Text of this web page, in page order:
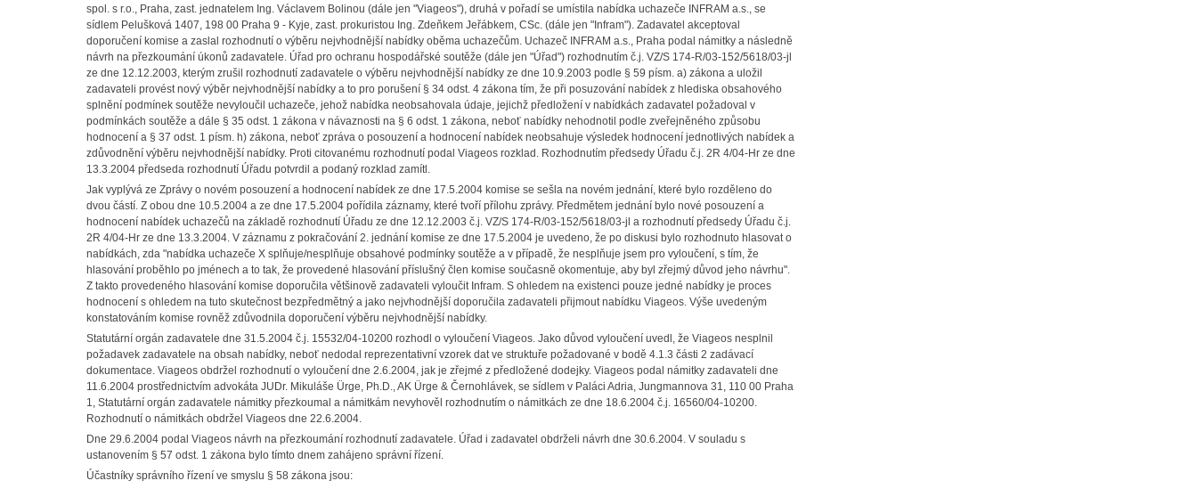
spol. s r.o., Praha, zast. jednatelem Ing. Václavem Bolinou (dále jen "Viageos"), druhá v pořadí se umístila nabídka uchazeče INFRAM a.s., se
sídlem Pelušková 1407, 198 00 Praha 9 - Kyje, zast. prokuristou Ing. Zdeňkem Jeřábkem, CSc. (dále jen "Infram"). Zadavatel akceptoval
doporučení komise a zaslal rozhodnutí o výběru nejvhodnější nabídky oběma uchazečům. Uchazeč INFRAM a.s., Praha podal námitky a následně
návrh na přezkoumání úkonů zadavatele. Úřad pro ochranu hospodářské soutěže (dále jen "Úřad") rozhodnutím č.j. VZ/S 174-R/03-152/5618/03-jl
ze dne 12.12.2003, kterým zrušil rozhodnutí zadavatele o výběru nejvhodnější nabídky ze dne 10.9.2003 podle § 59 písm. a) zákona a uložil
zadavateli provést nový výběr nejvhodnější nabídky a to pro porušení § 34 odst. 4 zákona tím, že při posuzování nabídek z hlediska obsahového
splnění podmínek soutěže nevyloučil uchazeče, jehož nabídka neobsahovala údaje, jejichž předložení v nabídkách zadavatel požadoval v
podmínkách soutěže a dále § 35 odst. 1 zákona v návaznosti na § 6 odst. 1 zákona, neboť nabídky nehodnotil podle zveřejněného způsobu
hodnocení a § 37 odst. 1 písm. h) zákona, neboť zpráva o posouzení a hodnocení nabídek neobsahuje výsledek hodnocení jednotlivých nabídek a
zdůvodnění výběru nejvhodnější nabídky. Proti citovanému rozhodnutí podal Viageos rozklad. Rozhodnutím předsedy Úřadu č.j. 2R 4/04-Hr ze dne
13.3.2004 předseda rozhodnutí Úřadu potvrdil a podaný rozklad zamítl.
Jak vyplývá ze Zprávy o novém posouzení a hodnocení nabídek ze dne 17.5.2004 komise se sešla na novém jednání, které bylo rozděleno do
dvou částí. Z obou dne 10.5.2004 a ze dne 17.5.2004 pořídila záznamy, které tvoří přílohu zprávy. Předmětem jednání bylo nové posouzení a
hodnocení nabídek uchazečů na základě rozhodnutí Úřadu ze dne 12.12.2003 č.j. VZ/S 174-R/03-152/5618/03-jl a rozhodnutí předsedy Úřadu č.j.
2R 4/04-Hr ze dne 13.3.2004. V záznamu z pokračování 2. jednání komise ze dne 17.5.2004 je uvedeno, že po diskusi bylo rozhodnuto hlasovat o
nabídkách, zda "nabídka uchazeče X splňuje/nesplňuje obsahové podmínky soutěže a v případě, že nesplňuje jsem pro vyloučení, s tím, že
hlasování proběhlo po jménech a to tak, že provedené hlasování příslušný člen komise současně okomentuje, aby byl zřejmý důvod jeho návrhu".
Z takto provedeného hlasování komise doporučila většinově zadavateli vyloučit Infram. S ohledem na existenci pouze jedné nabídky je proces
hodnocení s ohledem na tuto skutečnost bezpředmětný a jako nejvhodnější doporučila zadavateli přijmout nabídku Viageos. Výše uvedeným
konstatováním komise rovněž zdůvodnila doporučení výběru nejvhodnější nabídky.
Statutární orgán zadavatele dne 31.5.2004 č.j. 15532/04-10200 rozhodl o vyloučení Viageos. Jako důvod vyloučení uvedl, že Viageos nesplnil
požadavek zadavatele na obsah nabídky, neboť nedodal reprezentativní vzorek dat ve struktuře požadované v bodě 4.1.3 části 2 zadávací
dokumentace. Viageos obdržel rozhodnutí o vyloučení dne 2.6.2004, jak je zřejmé z předložené dodejky. Viageos podal námitky zadavateli dne
11.6.2004 prostřednictvím advokáta JUDr. Mikuláše Ürge, Ph.D., AK Ürge & Černohlávek, se sídlem v Paláci Adria, Jungmannova 31, 110 00 Praha
1, Statutární orgán zadavatele námitky přezkoumal a námitkám nevyhověl rozhodnutím o námitkách ze dne 18.6.2004 č.j. 16560/04-10200.
Rozhodnutí o námitkách obdržel Viageos dne 22.6.2004.
Dne 29.6.2004 podal Viageos návrh na přezkoumání rozhodnutí zadavatele. Úřad i zadavatel obdrželi návrh dne 30.6.2004. V souladu s
ustanovením § 57 odst. 1 zákona bylo tímto dnem zahájeno správní řízení.
Účastníky správního řízení ve smyslu § 58 zákona jsou: